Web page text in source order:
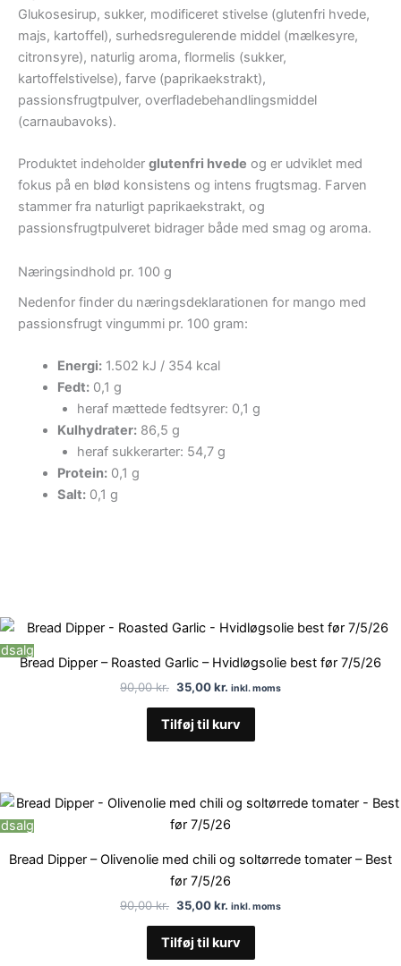
Glukosesirup, sukker, modificeret stivelse (glutenfri hvede,
majs, kartoffel), surhedsregulerende middel (mælkesyre,
citronsyre), naturlig aroma, flormelis (sukker,
kartoffelstivelse), farve (paprikaekstrakt),
passionsfrugtpulver, overfladebehandlingsmiddel
(carnaubavoks).
Produktet indeholder glutenfri hvede og er udviklet med
fokus på en blød konsistens og intens frugtsmag. Farven
stammer fra naturligt paprikaekstrakt, og
passionsfrugtpulveret bidrager både med smag og aroma.
Næringsindhold pr. 100 g
Nedenfor finder du næringsdeklarationen for mango med
passionsfrugt vingummi pr. 100 gram:
Energi:1.502 kJ / 354 kcal
Fedt:0,1 g
heraf mættede fedtsyrer: 0,1 g
Kulhydrater:86,5 g
heraf sukkerarter: 54,7 g
Protein:0,1 g
Salt:0,1 g
Bread Dipper – Roasted Garlic – Hvidløgsolie best før 7/5/26
90,00kr.
Den
pris
var:
90,00 kr..
35,00kr.
Den
aktuelle
pris
er:
35,00 kr..
inkl. moms
Tilføj til kurv
Bread Dipper – Olivenolie med chili og soltørrede tomater – Best
før 7/5/26
90,00kr.
Den
oprindelige
pris
90,00 kr..
35,00kr.
Den
aktuelle
pris
35,00 kr..
inkl. moms
Tilføj til kurv